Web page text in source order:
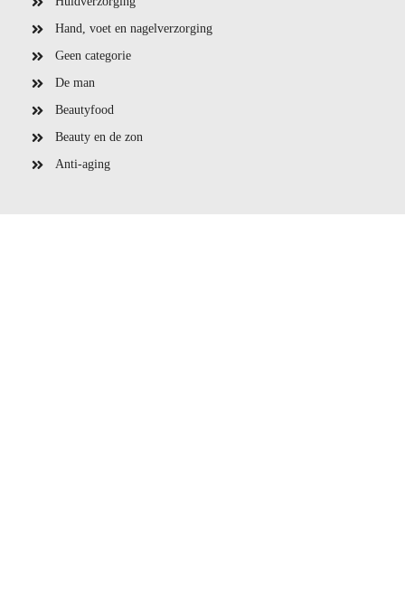
Hand, voet en nagelverzorging
Geen categorie
De man
Beautyfood
Beauty en de zon
Anti-aging